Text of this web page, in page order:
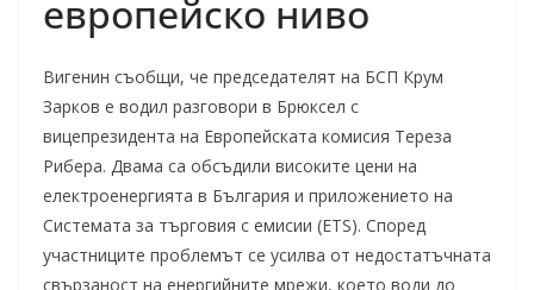
европейско ниво
Вигенин съобщи, че председателят на БСП Крум
Зарков е водил разговори в Брюксел с
вицепрезидента на Европейската комисия Тереза
Рибера. Двама са обсъдили високите цени на
електроенергията в България и приложението на
Системата за търговия с емисии (ETS). Според
участниците проблемът се усилва от недостатъчната
свързаност на енергийните мрежи, което води до